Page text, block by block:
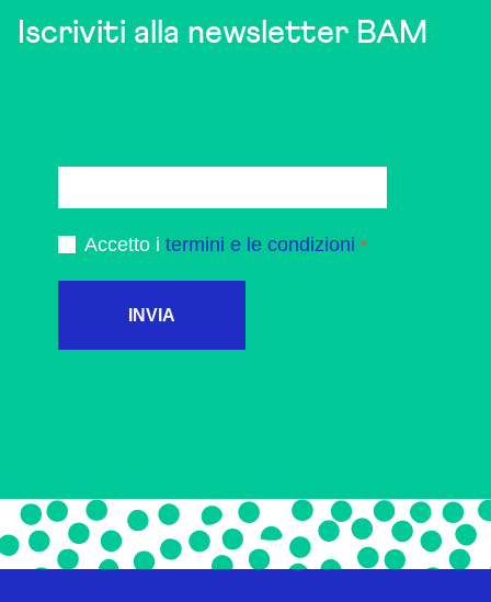
Iscriviti alla newsletter BAM
Accetto i termini e le condizioni
INVIA